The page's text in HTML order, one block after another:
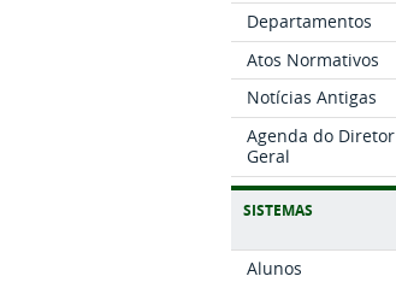
Departamentos
Atos Normativos
Notícias Antigas
Agenda do Diretor
Geral
SISTEMAS
Alunos